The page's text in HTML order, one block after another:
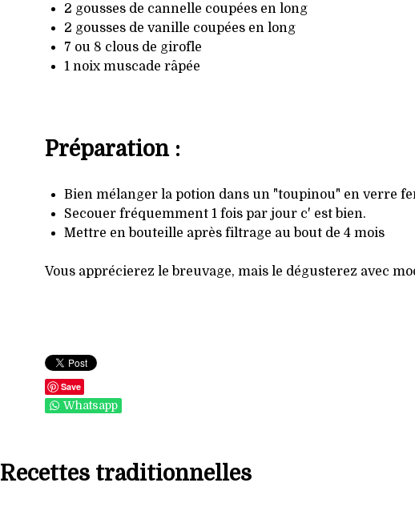
2 gousses de cannelle coupées en long
2 gousses de vanille coupées en long
7 ou 8 clous de girofle
1 noix muscade râpée
Préparation :
Bien mélanger la potion dans un "toupinou" en verre
Secouer fréquemment 1 fois par jour c' est bien.
Mettre en bouteille après filtrage au bout de 4 mois
Vous apprécierez le breuvage, mais le dégusterez avec
Save
Whatsapp
Recettes traditionnelles